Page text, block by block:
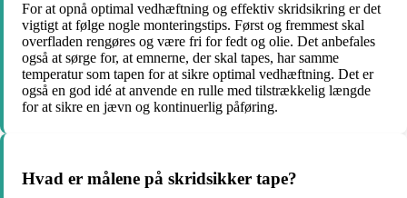
For at opnå optimal vedhæftning og effektiv skridsikring er det
vigtigt at følge nogle monteringstips. Først og fremmest skal
overfladen rengøres og være fri for fedt og olie. Det anbefales
også at sørge for, at emnerne, der skal tapes, har samme
temperatur som tapen for at sikre optimal vedhæftning. Det er
også en god idé at anvende en rulle med tilstrækkelig længde
for at sikre en jævn og kontinuerlig påføring.
Hvad er målene på skridsikker tape?